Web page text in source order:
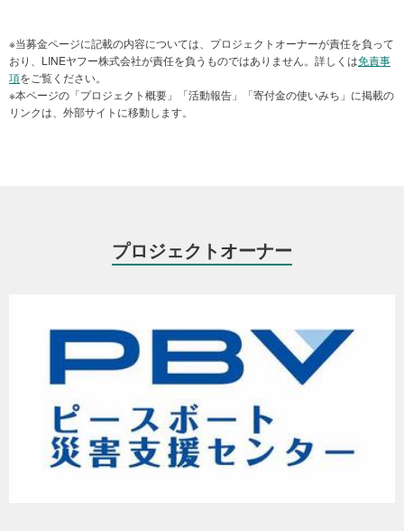
今回の活動で大切にしているのは、家屋の被害を確認することだけ
ではなく、住民の皆さんの不安に寄り添うことです。
訪問当初は寡黙だった方も、「どこへ相談すればいいのかわからな
かった」と胸の内を話してくださり、社協スタッフとの会話を重ね
まだ梅雨は明けず、天気予報に雨マークが並ぶたび、この先やって
そうした一つひとつの声を受け止めながら、少しでも安心につなが
るよう、薩摩川内市で活動を続けています。
人々が安全な暮らしと笑顔を1日でも早く取り戻せるよう、皆さまの
あたたかいご支援をお願いいたします。
※当募金ページに記載の内容については、プロジェクトオーナーが責任を負って
おり、LINEヤフー株式会社が責任を負うものではありません。詳しくは免責事
項をご覧ください。
※本ページの「プロジェクト概要」「活動報告」「寄付金の使いみち」に掲載の
リンクは、外部サイトに移動します。
プロジェクトオーナー